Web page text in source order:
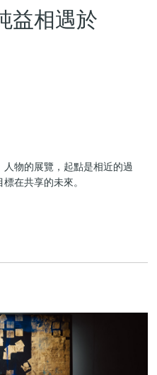
益相遇於
物的展覽，起點是相近的過
在共享的未來。